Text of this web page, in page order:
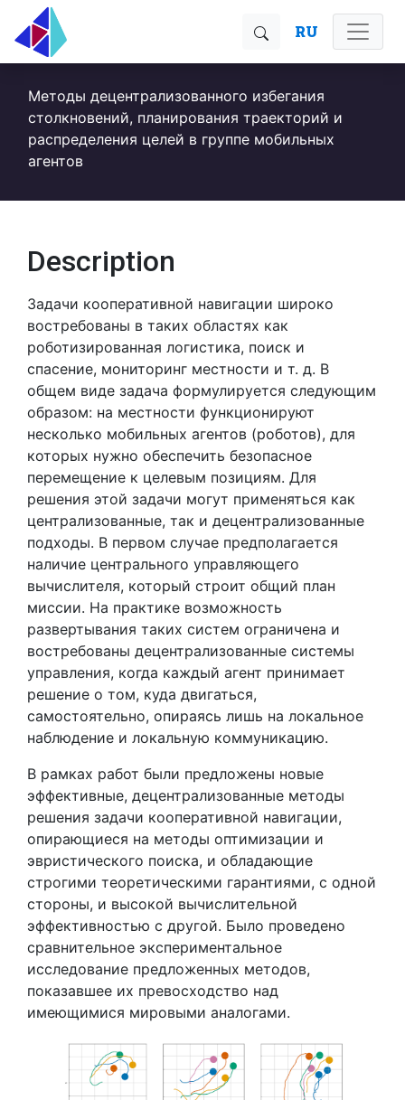
RU
Методы децентрализованного избегания
столкновений, планирования траекторий и
распределения целей в группе мобильных
агентов
Description
Задачи кооперативной навигации широко
востребованы в таких областях как
роботизированная логистика, поиск и
спасение, мониторинг местности и т. д. В
общем виде задача формулируется следующим
образом: на местности функционируют
несколько мобильных агентов (роботов), для
которых нужно обеспечить безопасное
перемещение к целевым позициям. Для
решения этой задачи могут применяться как
централизованные, так и децентрализованные
подходы. В первом случае предполагается
наличие центрального управляющего
вычислителя, который строит общий план
миссии. На практике возможность
развертывания таких систем ограничена и
востребованы децентрализованные системы
управления, когда каждый агент принимает
решение о том, куда двигаться,
самостоятельно, опираясь лишь на локальное
наблюдение и локальную коммуникацию.
В рамках работ были предложены новые
эффективные, децентрализованные методы
решения задачи кооперативной навигации,
опирающиеся на методы оптимизации и
эвристического поиска, и обладающие
строгими теоретическими гарантиями, с одной
стороны, и высокой вычислительной
эффективностью с другой. Было проведено
сравнительное экспериментальное
исследование предложенных методов,
показавшее их превосходство над
имеющимися мировыми аналогами.